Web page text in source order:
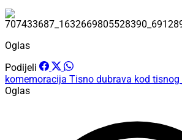
Oglas
Podijeli
komemoracija Tisno dubrava kod tisnog
Oglas